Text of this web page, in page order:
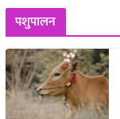
पशुपालन